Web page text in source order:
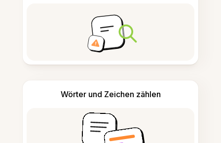
Wörter und Zeichen zählen